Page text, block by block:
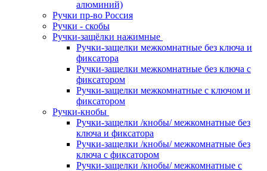
алюминий)
Ручки пр-во Россия
Ручки - скобы
Ручки-защёлки нажимные
Ручки-защелки межкомнатные без ключа и
фиксатора
Ручки-защелки межкомнатные без ключа с
фиксатором
Ручки-защелки межкомнатные с ключом и
фиксатором
Ручки-кнобы
Ручки-защелки /кнобы/ межкомнатные без
ключа и фиксатора
Ручки-защелки /кнобы/ межкомнатные без
ключа с фиксатором
Ручки-защелки /кнобы/ межкомнатные с